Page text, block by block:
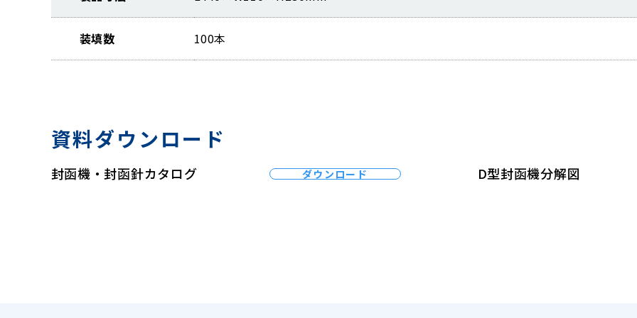
装填数 100本
資料ダウンロード
封函機・封函針カタログ ダウンロード D型封函機分解図